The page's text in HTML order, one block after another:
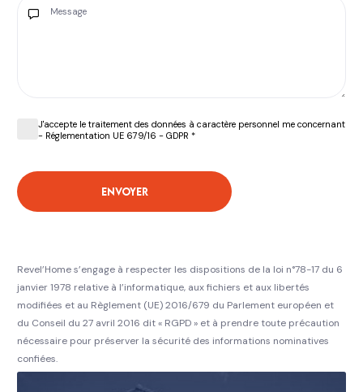
J'accepte le traitement des données à caractère personnel me concernant
- Réglementation UE 679/16 - GDPR *
Envoyer
Revel’Home s’engage à respecter les dispositions de la loi n°78-17 du 6
janvier 1978 relative à l’informatique, aux fichiers et aux libertés
modifiées et au Règlement (UE) 2016/679 du Parlement européen et
du Conseil du 27 avril 2016 dit « RGPD » et à prendre toute précaution
nécessaire pour préserver la sécurité des informations nominatives
confiées.